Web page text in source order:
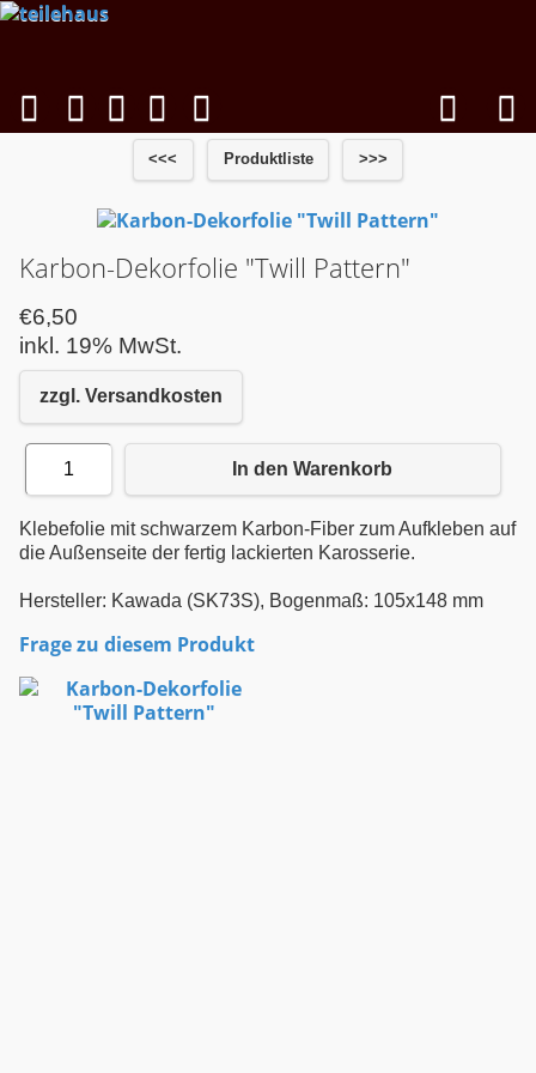
<<< Produktliste >>>
Karbon-Dekorfolie "Twill Pattern"
€6,50
inkl. 19% MwSt.
zzgl. Versandkosten
1 In den Warenkorb
Klebefolie mit schwarzem Karbon-Fiber zum Aufkleben auf
die Außenseite der fertig lackierten Karosserie.
Hersteller: Kawada (SK73S), Bogenmaß: 105x148 mm
Frage zu diesem Produkt